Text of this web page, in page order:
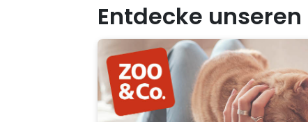
Entdecke